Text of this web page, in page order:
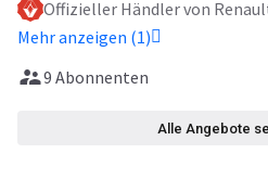
Оffizieller Händler von
Mehr anzeigen (1)
9 Abonnenten
Alle Angebote